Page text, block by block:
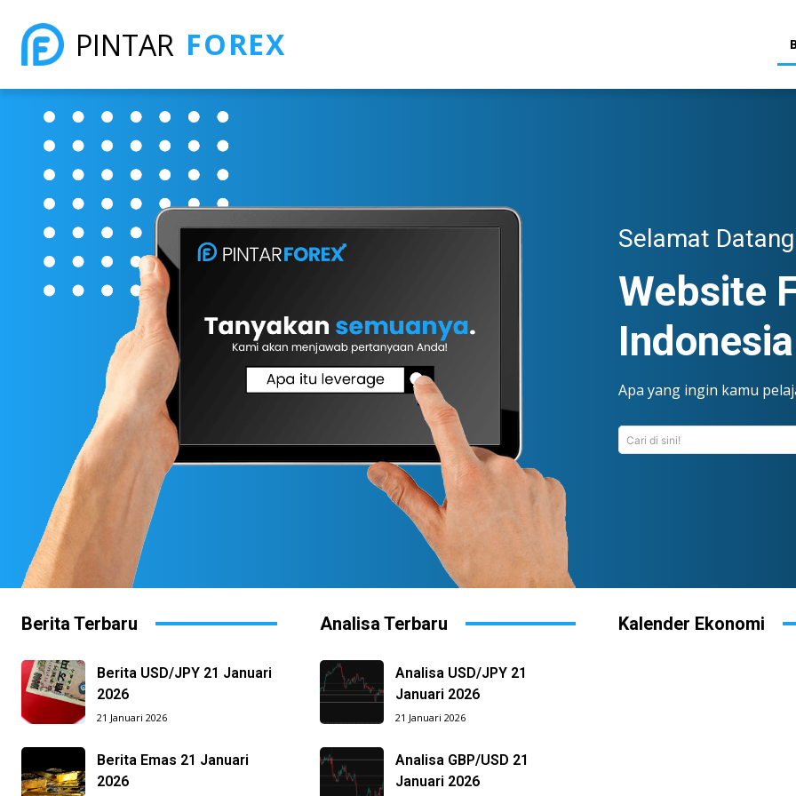
PINTAR FOREX
Selamat
Website
Indonesia
Apa yang ingin kamu
Cari di sini!
Berita Terbaru
Berita USD/JPY 21 Januari
2026
21 Januari 2026
Berita Emas 21 Januari
2026
Analisa Terbaru
Analisa USD/JPY 21
Januari 2026
21 Januari 2026
Analisa GBP/USD 21
Januari 2026
Kalender Ekonomi